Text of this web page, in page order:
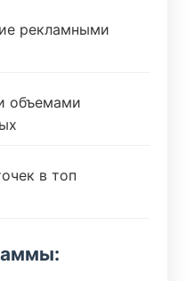
рекламными
объемами
в топ